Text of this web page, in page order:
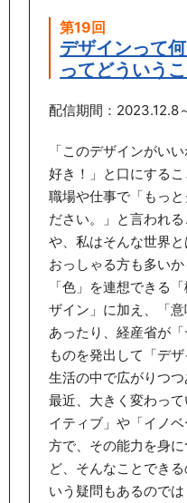
第19回
デザインって
ってどういう
配信期間：2023.12.8
「このデザインがい
好き！」と口にするこ
職場や仕事で「もっ
ださい。」と言われ
や、私はそんな世界
おっしゃる方も多い
「色」を連想できる
ザイン」に加え、「
あったり、経産省が
ものを発出して「デ
生活の中で広がりつ
最近、大きく変わっ
イティブ」や「イノ
方で、その能力を身
ど、そんなことでき
いう疑問もあるので